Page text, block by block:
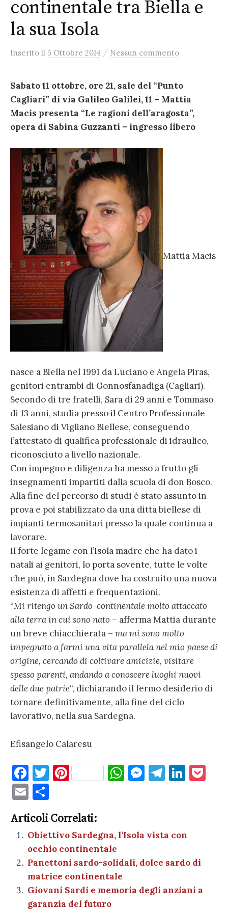
continentale tra Biella e
la sua Isola
Inserito il 5 Ottobre 2014 / Nessun commento
Sabato 11 ottobre, ore 21, sale del “Punto
Cagliari” di via Galileo Galilei, 11 – Mattia
Macis presenta “Le ragioni dell’aragosta”,
opera di Sabina Guzzanti – ingresso libero
Mattia Macis
nasce a Biella nel 1991 da Luciano e Angela Piras,
genitori entrambi di Gonnosfanadiga (Cagliari).
Secondo di tre fratelli, Sara di 29 anni e Tommaso
di 13 anni, studia presso il Centro Professionale
Salesiano di Vigliano Biellese, conseguendo
l’attestato di qualifica professionale di idraulico,
riconosciuto a livello nazionale.
Con impegno e diligenza ha messo a frutto gli
insegnamenti impartiti dalla scuola di don Bosco.
Alla fine del percorso di studi è stato assunto in
prova e poi stabilizzato da una ditta biellese di
impianti termosanitari presso la quale continua a
lavorare.
Il forte legame con l’Isola madre che ha dato i
natali ai genitori, lo porta sovente, tutte le volte
che può, in Sardegna dove ha costruito una nuova
esistenza di affetti e frequentazioni.
“Mi ritengo un Sardo-continentale molto attaccato
alla terra in cui sono nato – afferma Mattia durante
un breve chiacchierata – ma mi sono molto
impegnato a farmi una vita parallela nel mio paese di
origine, cercando di coltivare amicizie, visitare
spesso parenti, andando a conoscere luoghi nuovi
delle due patrie“, dichiarando il fermo desiderio di
tornare definitivamente, alla fine del ciclo
lavorativo, nella sua Sardegna.
Efisangelo Calaresu
F
a
c
e
b
o
o
k
T
te
r
Pi
es
t
W
A
p
p
M
g
er
T
a
Li
dI
E
m
ai
l
n
di
vi
di
Articoli Correlati:
Obiettivo Sardegna, l’Isola vista con
occhio continentale
Panettoni sardo-solidali, dolce sardo di
matrice continentale
Giovani Sardi e memoria degli anziani a
garanzia del futuro